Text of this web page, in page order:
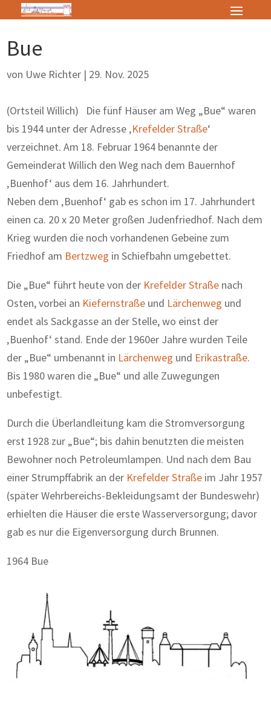
Bue
von Uwe Richter | 29. Nov. 2025
(Ortsteil Willich) Die fünf Häuser am Weg „Bue“ waren
bis 1944 unter der Adresse ‚Krefelder Straße‘
verzeichnet. Am 18. Februar 1964 benannte der
Gemeinderat Willich den Weg nach dem Bauernhof
‚Buenhof‘ aus dem 16. Jahrhundert.
Neben dem ‚Buenhof‘ gab es schon im 17. Jahrhundert
einen ca. 20 x 20 Meter großen Judenfriedhof. Nach dem
Krieg wurden die noch vorhandenen Gebeine zum
Friedhof am Bertzweg in Schiefbahn umgebettet.
Die „Bue“ führt heute von der Krefelder Straße nach
Osten, vorbei an Kiefernstraße und Lärchenweg und
endet als Sackgasse an der Stelle, wo einst der
‚Buenhof‘ stand. Ende der 1960er Jahre wurden Teile
der „Bue“ umbenannt in Lärchenweg und Erikastraße.
Bis 1980 waren die „Bue“ und alle Zuwegungen
unbefestigt.
Durch die Überlandleitung kam die Stromversorgung
erst 1928 zur „Bue“; bis dahin benutzten die meisten
Bewohner noch Petroleumlampen. Und nach dem Bau
einer Strumpffabrik an der Krefelder Straße im Jahr 1957
(später Wehrbereichs-Bekleidungsamt der Bundeswehr)
erhielten die Häuser die erste Wasserversorgung; davor
gab es nur die Eigenversorgung durch Brunnen.
1964 Bue